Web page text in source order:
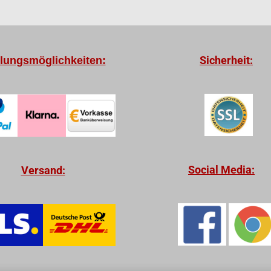
Versand:
Sicherheit:
Social Media: